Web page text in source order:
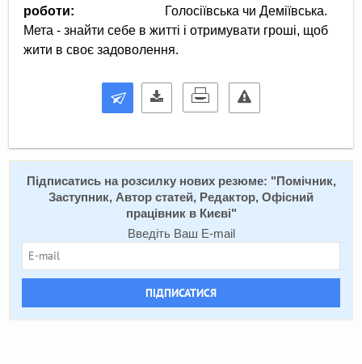
роботи:
Голосіївська чи Деміївська.
Мета - знайти себе в житті і отримувати гроші, щоб
жити в своє задоволення.
Підписатись на розсилку нових резюме: " Помічник,
Заступник, Автор статей, Редактор, Офісний
працівник в Києві"
Введіть Ваш E-mail
ПІДПИСАТИСЯ